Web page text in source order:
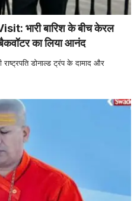
भारी बारिश के बीच केरल
का लिया आनंद
डोनाल्ड ट्रंप के दामाद और